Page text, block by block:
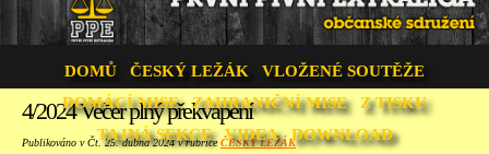
DOMŮ ČESKÝ LEŽÁK
VLOŽENÉ SOUTĚŽE
DOMÁCÍ MISE
ZAHRANIČNÍ MISE
Z TISKU
TAJNÁ SEKCE
VIDEA DOWNLOAD
4/2024 Večer plný překvapení
Publikováno v Čt. 25. dubna 2024 v rubriceČESKÝ LEŽÁK